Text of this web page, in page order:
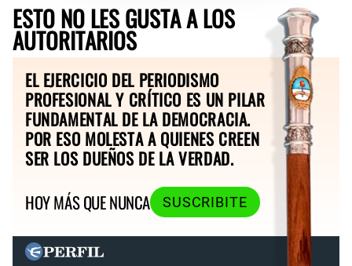
ESTO NO LES GUSTA A LOS
AUTORITARIOS
EL EJERCICIO DEL PERIODISMO
PROFESIONAL Y CRÍTICO ES UN PILAR
FUNDAMENTAL DE LA DEMOCRACIA.
POR ESO MOLESTA A QUIENES CREEN
SER LOS DUEÑOS DE LA VERDAD.
HOY MÁS QUE NUNCA
SUSCRIBITE